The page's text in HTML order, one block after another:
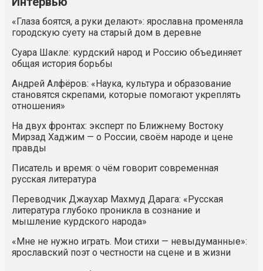
«Глаза боятся, а руки делают»: ярославна променяла
городскую суету на старый дом в деревне
Суара Шакле: курдский народ и Россию объединяет
общая история борьбы
Андрей Алфёров: «Наука, культура и образование
становятся скрепами, которые помогают укреплять
отношения»
На двух фронтах: эксперт по Ближнему Востоку
Мирзад Хаджим — о России, своём народе и цене
правды
Писатель и время: о чём говорит современная
русская литература
Переводчик Джаухар Махмуд Дарага: «Русская
литература глубоко проникла в сознание и
мышление курдского народа»
«Мне не нужно играть. Мои стихи — невыдуманные»:
ярославский поэт о честности на сцене и в жизни